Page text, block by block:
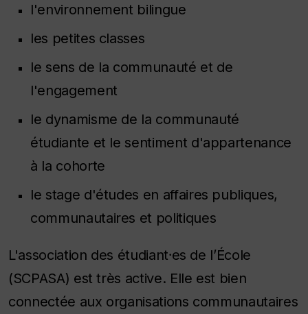
l'environnement bilingue
les petites classes
le sens de la communauté et de
l'engagement
le dynamisme de la communauté
étudiante et le sentiment d'appartenance
à la cohorte
le stage d'études en affaires publiques,
communautaires et politiques
L'association des étudiant⸱es de l’École
(SCPASA) est très active. Elle est bien
connectée aux organisations communautaires